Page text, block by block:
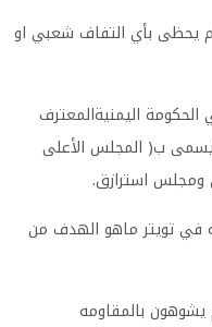
يحظى بأي التفاف شعبي او
اليمنيةالمعترف
ب( المجلس الأعلى
ومجلس استرازق.
في تويتر ماهو الهدف من
بالمقاومه